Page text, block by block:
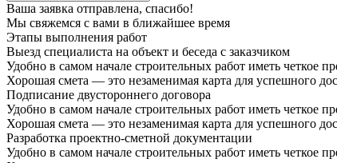
Ваша заявка отправлена, спасибо!
Мы свяжемся с вами в ближайшее время
Этапы выполнения работ
Выезд специалиста на объект и беседа с заказчиком
Удобно в самом начале строительных работ иметь четкое
Хорошая смета — это незаменимая карта для успешного
Подписание двустороннего договора
Удобно в самом начале строительных работ иметь четкое
Хорошая смета — это незаменимая карта для успешного
Разработка проектно-сметной документации
Удобно в самом начале строительных работ иметь четкое